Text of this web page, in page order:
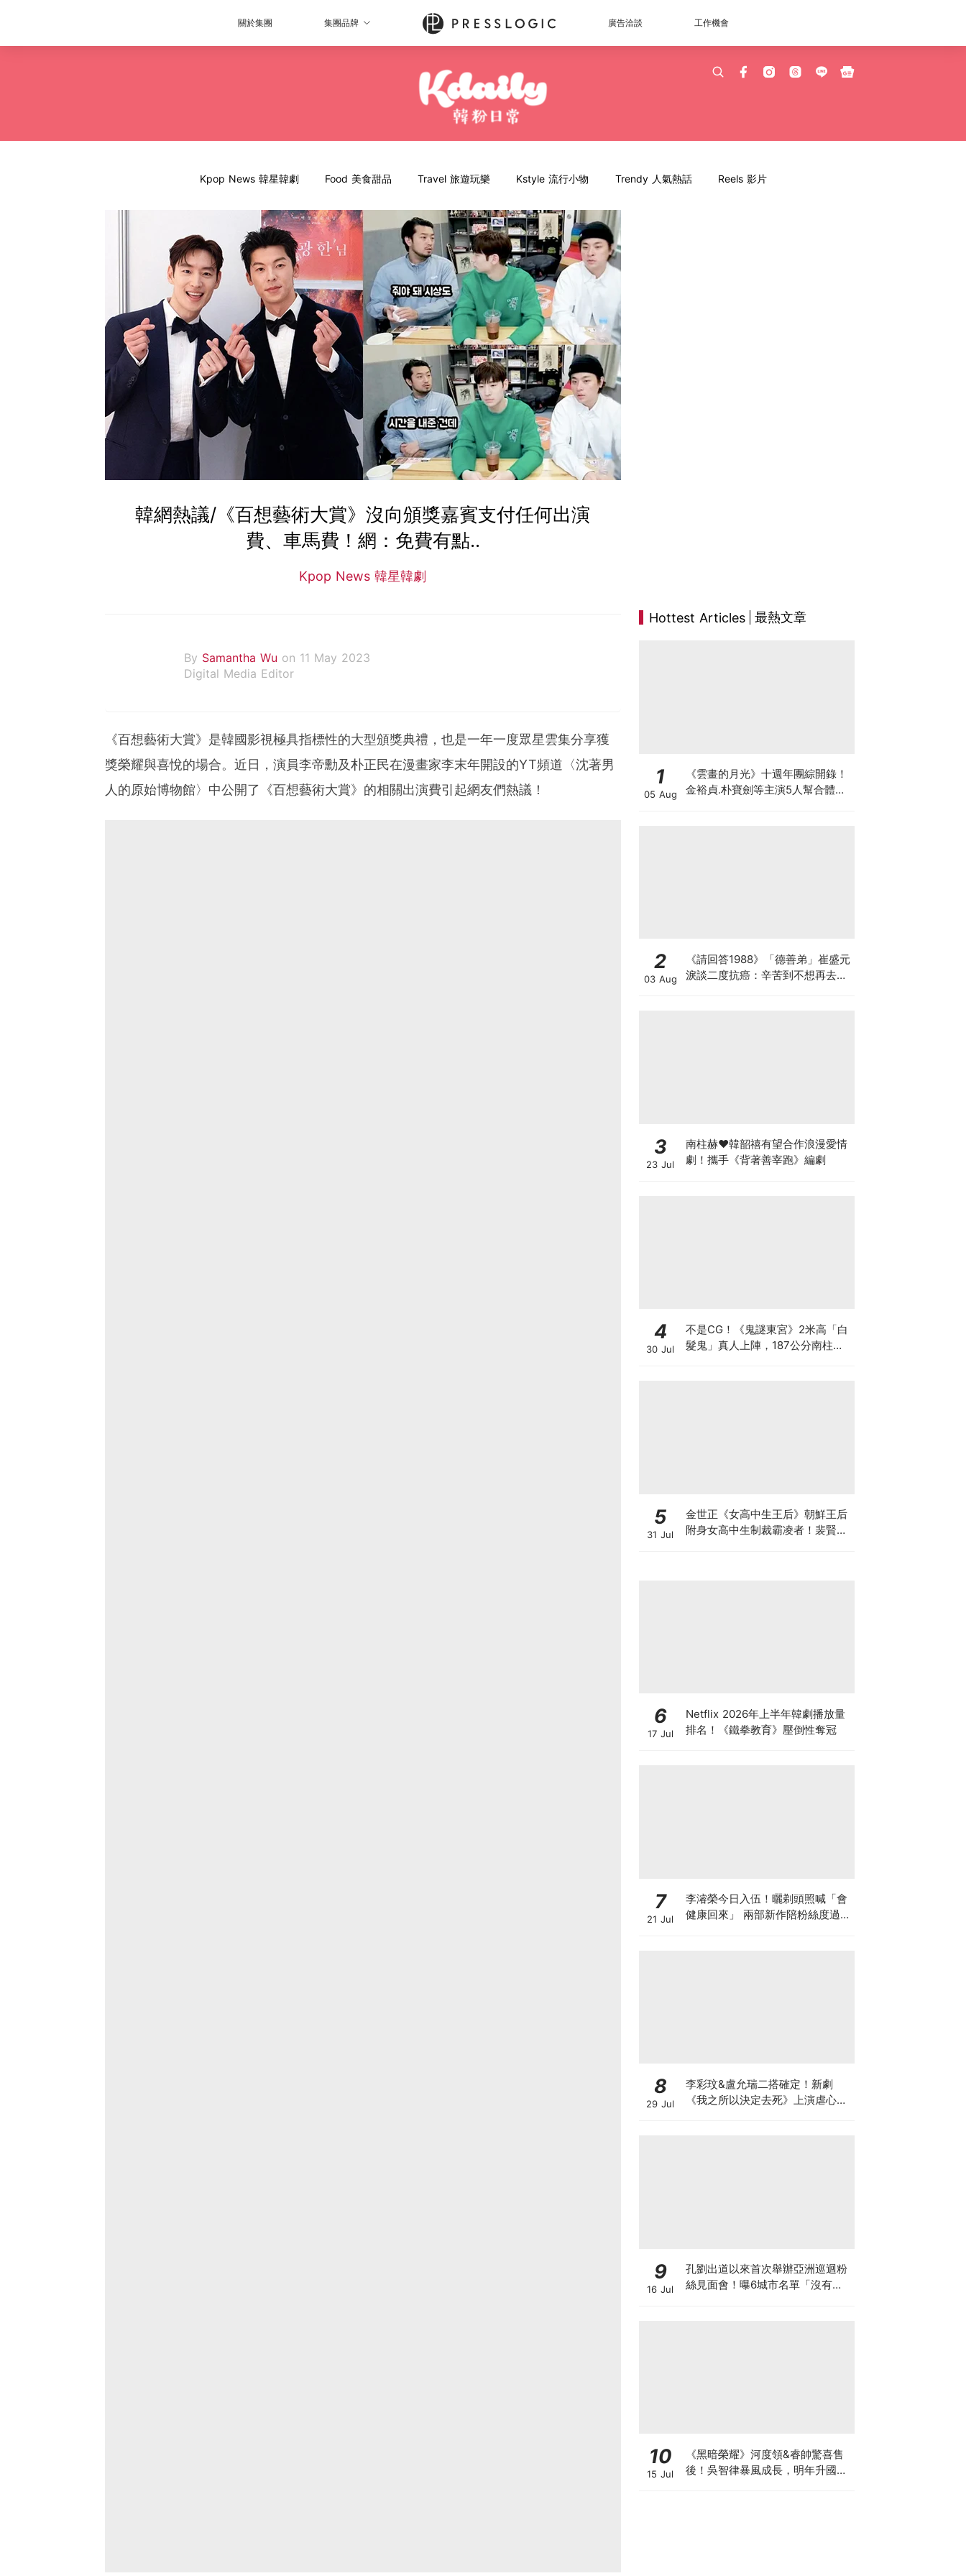
關於集團 集團品牌 廣告洽談 工作機會
Kpop News 韓星韓劇 Food 美食甜品 Travel 旅遊玩樂 Kstyle 流行小物 Trendy 人氣熱話 Reels 影片
韓網熱議/《百想藝術大賞》沒向頒獎嘉賓支付任何出演
費、車馬費！網：免費有點..
Kpop News 韓星韓劇
By Samantha Wu on 11 May 2023
Digital Media Editor
《百想藝術大賞》是韓國影視極具指標性的大型頒獎典禮，也是一年一度眾星雲集分享獲
獎榮耀與喜悅的場合。近日，演員李帝勳及朴正民在漫畫家李末年開設的YT頻道〈沈著男
人的原始博物館〉中公開了《百想藝術大賞》的相關出演費引起網友們熱議！
Hottest Articles 最熱文章
1
05 Aug
《雲畫的月光》十週年團綜開錄！
金裕貞.朴寶劍等主演5人幫合體旅
2
03 Aug
《請回答1988》「德善弟」崔盛元
淚談二度抗癌：辛苦到不想再去回
3
23 Jul
南柱赫♥韓韶禧有望合作浪漫愛情
劇！攜手《背著善宰跑》編劇
4
30 Jul
不是CG！《鬼謎東宮》2米高「白
髮鬼」真人上陣，187公分南柱赫
5
31 Jul
金世正《女高中生王后》朝鮮王后
附身女高中生制裁霸凌者！裴賢聖.
6
17 Jul
Netflix 2026年上半年韓劇播放量
排名！《鐵拳教育》壓倒性奪冠
7
21 Jul
李濬榮今日入伍！曬剃頭照喊「會
健康回來」 兩部新作陪粉絲度過軍
8
29 Jul
李彩玟&盧允瑞二搭確定！新劇
《我之所以決定去死》上演虐心穿
9
16 Jul
孔劉出道以來首次舉辦亞洲巡迴粉
絲見面會！曝6城市名單「沒有台
10
15 Jul
《黑暗榮耀》河度領&睿帥驚喜售
後！吳智律暴風成長，明年升國中